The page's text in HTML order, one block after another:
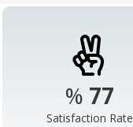
% 98
Satisfaction Rate